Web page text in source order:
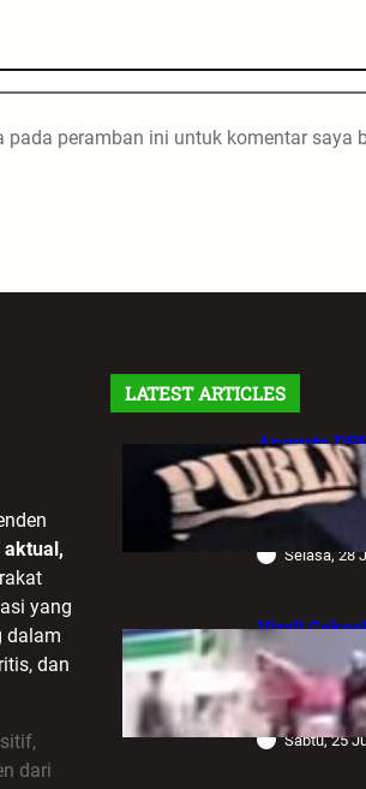
peramban ini untuk komentar saya
aktual,
yang
dalam
dan
dari
LATEST ARTICLES
Anggota
Soroti
Sendiri,
Hukum
Selasa, 28
Viral!
Pengemudi
Berujung
Anggota
Sabtu, 25